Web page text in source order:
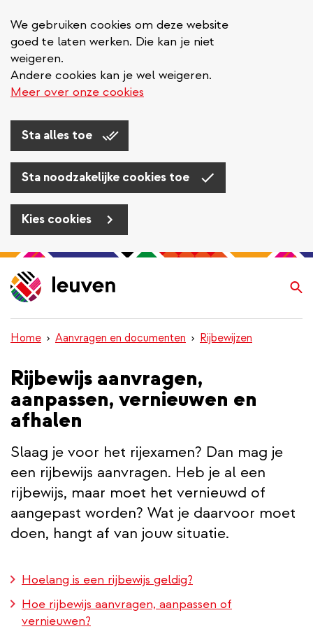
We gebruiken cookies om deze website
goed te laten werken. Die kan je niet
weigeren.
Andere cookies kan je wel weigeren.
Meer over onze cookies
Sta alles toe
Sta noodzakelijke cookies toe
Kies cookies
Overslaan
en
naar
inhoud
gaan
Home Aanvragen en documenten Rijbewijzen
Rijbewijs aanvragen,
aanpassen, vernieuwen en
afhalen
Slaag je voor het rijexamen? Dan mag je
een rijbewijs aanvragen. Heb je al een
rijbewijs, maar moet het vernieuwd of
aangepast worden? Wat je daarvoor moet
doen, hangt af van jouw situatie.
Hoelang is een rijbewijs geldig?
Hoe rijbewijs aanvragen, aanpassen of
vernieuwen?